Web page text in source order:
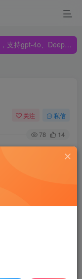
、Claude🔥🔥🔥🔥
、Claude🔥🔥🔥🔥
关注 私信
78 14
让不少矿渣及废旧
而对于垃圾佬，找
种黑群晖论坛 社区
毕竟硬件和软件均